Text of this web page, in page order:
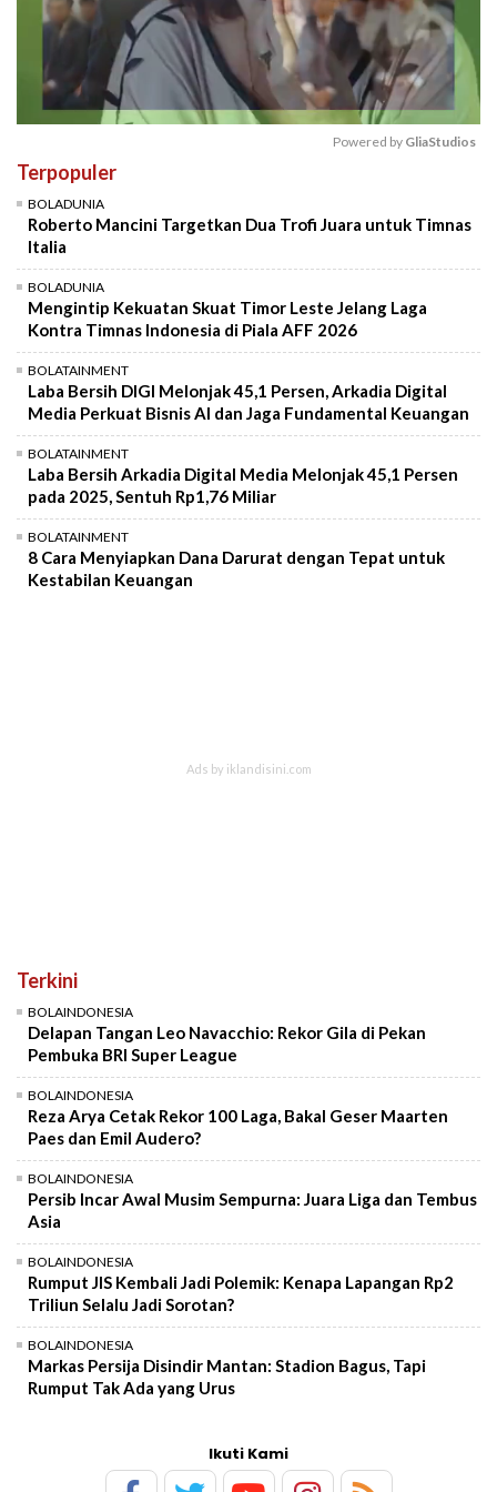
Powered by GliaStudios
Terpopuler
BOLADUNIA
Roberto Mancini Targetkan Dua Trofi Juara untuk Timnas
Italia
BOLADUNIA
Mengintip Kekuatan Skuat Timor Leste Jelang Laga
Kontra Timnas Indonesia di Piala AFF 2026
BOLATAINMENT
Laba Bersih DIGI Melonjak 45,1 Persen, Arkadia Digital
Media Perkuat Bisnis AI dan Jaga Fundamental Keuangan
BOLATAINMENT
Laba Bersih Arkadia Digital Media Melonjak 45,1 Persen
pada 2025, Sentuh Rp1,76 Miliar
BOLATAINMENT
8 Cara Menyiapkan Dana Darurat dengan Tepat untuk
Kestabilan Keuangan
Terkini
BOLAINDONESIA
Delapan Tangan Leo Navacchio: Rekor Gila di Pekan
Pembuka BRI Super League
BOLAINDONESIA
Reza Arya Cetak Rekor 100 Laga, Bakal Geser Maarten
Paes dan Emil Audero?
BOLAINDONESIA
Persib Incar Awal Musim Sempurna: Juara Liga dan Tembus
Asia
BOLAINDONESIA
Rumput JIS Kembali Jadi Polemik: Kenapa Lapangan Rp2
Triliun Selalu Jadi Sorotan?
BOLAINDONESIA
Markas Persija Disindir Mantan: Stadion Bagus, Tapi
Rumput Tak Ada yang Urus
Ikuti Kami